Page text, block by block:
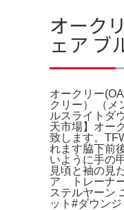
オーク
ェア ブ
オークリー
クリー） （メ
ルスライトダ
天市場】オー
致します。
れます脇下前
いように手の
見頃と袖の見
ア トレーナ
ステルヤーン
ット#ダウン